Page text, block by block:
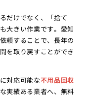
だけでなく、「捨て
大きい作業です。愛知
頼することで、長年の
を取り戻すことができ
対応可能な不用品回収
実績ある業者へ、無料